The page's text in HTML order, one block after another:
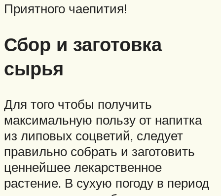
Приятного чаепития!
Сбор и заготовка
сырья
Для того чтобы получить
максимальную пользу от напитка
из липовых соцветий, следует
правильно собрать и заготовить
ценнейшее лекарственное
растение. В сухую погоду в период